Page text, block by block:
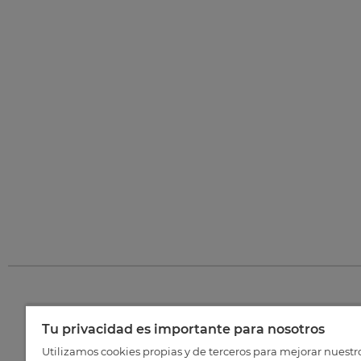
Tu privacidad es importante para nosotros
Utilizamos cookies propias y de terceros para mejorar